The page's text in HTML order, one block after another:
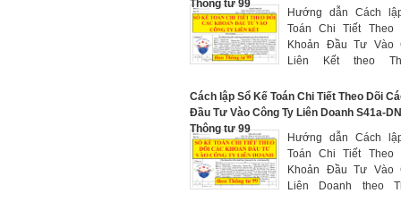
Thông tư 99
Hướng dẫn Cách
Toán Chi Tiết Theo
Khoản Đầu Tư Vào
Liên Kết theo
Mẫu số S41b-DN là
của hệ thống sổ kế
bày báo cáo tài chính
theo quy định của
kế toán số 25 "Báo
hợp nhất và kế toán
Cách lập Sổ Kế Toán Chi Tiết Theo Dõi
Đầu Tư Vào Công Ty Liên Doanh S41a-
Thông tư 99
Hướng dẫn Cách
Toán Chi Tiết Theo
Khoản Đầu Tư Vào
Liên Doanh theo